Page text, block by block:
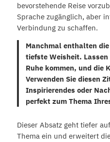
bevorstehende Reise
Sprache zugänglich, aber
Verbindung zu schaffen.
Manchmal enthalten
tiefste Weisheit.
Ruhe kommen, und die
Verwenden Sie diesen
Inspirierendes oder
perfekt zum Thema
Dieser Absatz geht tiefer
Thema ein und erweitert